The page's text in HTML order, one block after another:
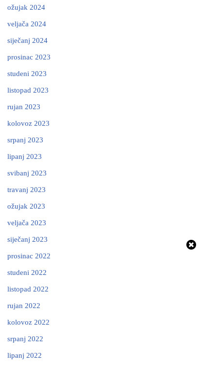
ožujak 2024
veljača 2024
siječanj 2024
prosinac 2023
studeni 2023
listopad 2023
rujan 2023
kolovoz 2023
srpanj 2023
lipanj 2023
svibanj 2023
travanj 2023
ožujak 2023
veljača 2023
siječanj 2023
prosinac 2022
studeni 2022
listopad 2022
rujan 2022
kolovoz 2022
srpanj 2022
lipanj 2022